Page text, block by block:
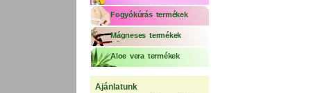
Fogyókúrás termékek
Mágneses termékek
Aloe vera termékek
Ajánlatunk